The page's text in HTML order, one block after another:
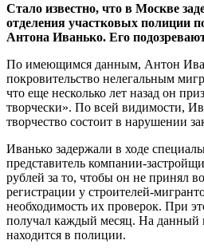
Стало известно, что в Москве
отделения участковых полиции
Антона Иванько. Его
По имеющимся данным, Антон
покровительство нелегальным
что еще несколько лет назад он
творчески». По всей видимости,
творчество состоит в нарушении
Иванько задержали в ходе
представитель компании-
рублей за то, чтобы он не принял
регистрации у строителей-
необходимость их проверок. При
получал каждый месяц. На
находится в полиции.